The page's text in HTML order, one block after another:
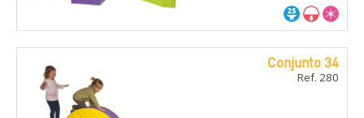
Conjunto 34
Ref. 280